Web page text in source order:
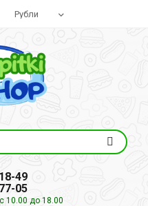
49
05
10.00 до 18.00